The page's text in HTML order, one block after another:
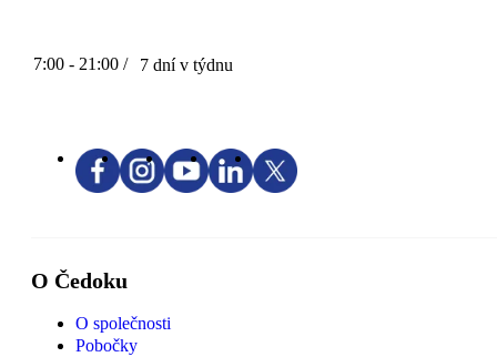
7:00 - 21:00 / 7 dní v týdnu
O Čedoku
O společnosti
Pobočky